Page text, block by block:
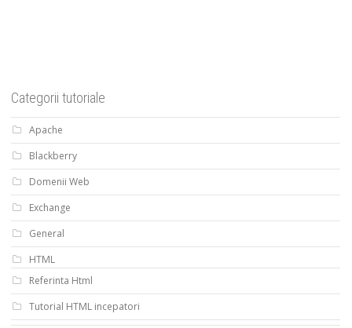
Categorii tutoriale
Apache
Blackberry
Domenii Web
Exchange
General
HTML
Referinta Html
Tutorial HTML incepatori